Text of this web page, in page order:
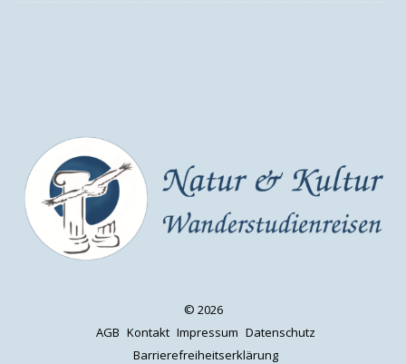
© 2026
AGB Kontakt Impressum Datenschutz
Barrierefreiheitserklärung